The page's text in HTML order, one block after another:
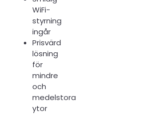
WiFi-
styrning
ingår
Prisvärd
lösning
för
mindre
och
medelstora
ytor